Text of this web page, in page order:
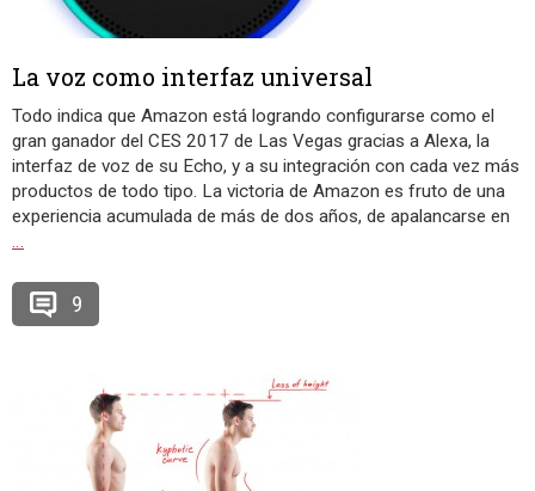
La voz como interfaz universal
Todo indica que Amazon está logrando configurarse como el
gran ganador del CES 2017 de Las Vegas gracias a Alexa, la
interfaz de voz de su Echo, y a su integración con cada vez más
productos de todo tipo. La victoria de Amazon es fruto de una
experiencia acumulada de más de dos años, de apalancarse en
…
9